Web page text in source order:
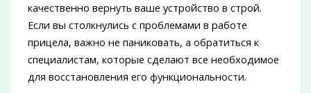
качественно вернуть ваше устройство в строй.
Если вы столкнулись с проблемами в работе
прицела, важно не паниковать, а обратиться к
специалистам, которые сделают все необходимое
для восстановления его функциональности.